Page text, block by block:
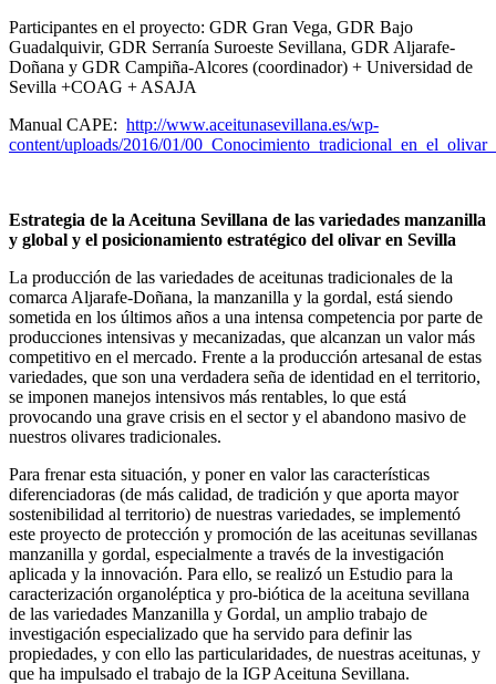
Participantes en el proyecto: GDR Gran Vega, GDR Bajo
Guadalquivir, GDR Serranía Suroeste Sevillana, GDR Aljarafe-
Doñana y GDR Campiña-Alcores (coordinador) + Universidad de
Sevilla +COAG + ASAJA
Manual CAPE: http://www.aceitunasevillana.es/wp-
content/uploads/2016/01/
Estrategia de la Aceituna Sevillana de las variedades manzanilla
y global y el posicionamiento estratégico del olivar en Sevilla
La producción de las variedades de aceitunas tradicionales de la
comarca Aljarafe-Doñana, la manzanilla y la gordal, está siendo
sometida en los últimos años a una intensa competencia por parte de
producciones intensivas y mecanizadas, que alcanzan un valor más
competitivo en el mercado. Frente a la producción artesanal de estas
variedades, que son una verdadera seña de identidad en el territorio,
se imponen manejos intensivos más rentables, lo que está
provocando una grave crisis en el sector y el abandono masivo de
nuestros olivares tradicionales.
Para frenar esta situación, y poner en valor las características
diferenciadoras (de más calidad, de tradición y que aporta mayor
sostenibilidad al territorio) de nuestras variedades, se implementó
este proyecto de protección y promoción de las aceitunas sevillanas
manzanilla y gordal, especialmente a través de la investigación
aplicada y la innovación. Para ello, se realizó un Estudio para la
caracterización organoléptica y pro-biótica de la aceituna sevillana
de las variedades Manzanilla y Gordal, un amplio trabajo de
investigación especializado que ha servido para definir las
propiedades, y con ello las particularidades, de nuestras aceitunas, y
que ha impulsado el trabajo de la IGP Aceituna Sevillana.